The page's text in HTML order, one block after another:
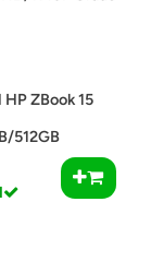
ZBook 15
512GB
W10P